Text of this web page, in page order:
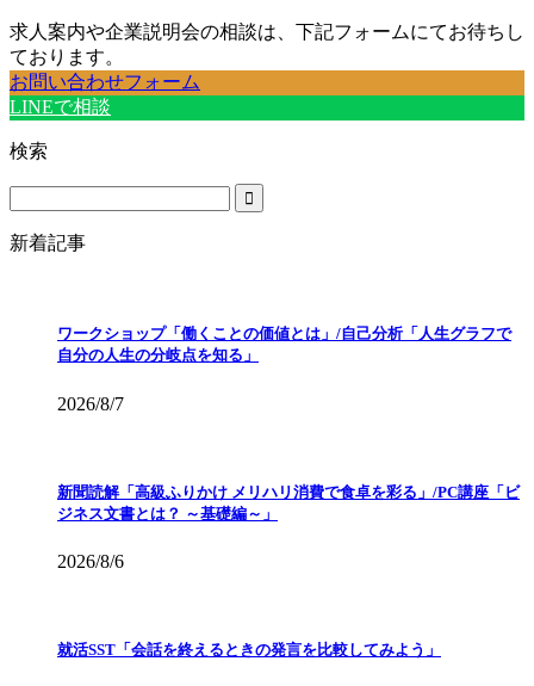
求人案内や企業説明会の相談は、下記フォームにてお待ちし
ております。
お問い合わせフォーム
LINEで相談
検索
新着記事
ワークショップ「働くことの価値とは」/自己分析「人生グラフで
自分の人生の分岐点を知る」
2026/8/7
新聞読解「高級ふりかけ メリハリ消費で食卓を彩る」/PC講座「ビ
ジネス文書とは？ ～基礎編～」
2026/8/6
就活SST「会話を終えるときの発言を比較してみよう」